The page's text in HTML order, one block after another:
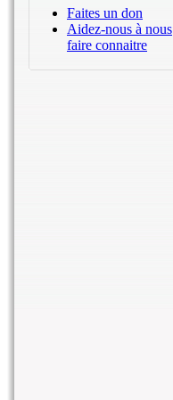
Faites un don
Aidez-nous à nous
faire connaitre